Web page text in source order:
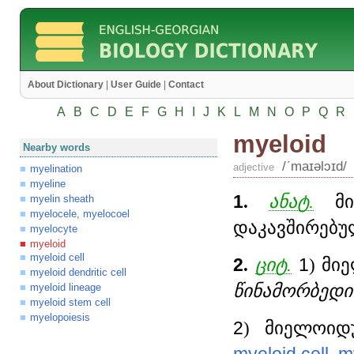
About Dictionary User Guide Contact
A B C D E F G H J K L M N O P Q R
Nearby words
myelination
myeline
myelin sheath
myelocele, myelocoel
myelocyte
myeloid
myeloid cell
myeloid dendritic cell
myeloid lineage
myeloid stem cell
myelopoiesis
myeloid
adjective /ʹmaɪəlɔɪd/
1. ანატ.
2. ციტ. 1)
2)